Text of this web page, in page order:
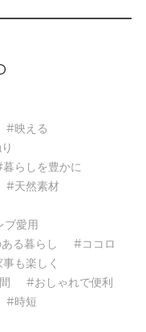
#映える
らしを豊かに
#天然素材
ブ愛用
る暮らし
#ココロ
も楽しく
#おしゃれで便利
#時短